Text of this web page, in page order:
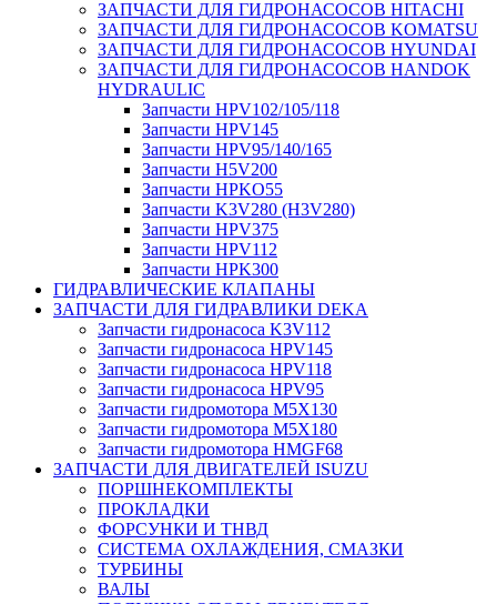
ЗАПЧАСТИ ДЛЯ ГИДРОНАСОСОВ HITACHI
ЗАПЧАСТИ ДЛЯ ГИДРОНАСОСОВ KOMATSU
ЗАПЧАСТИ ДЛЯ ГИДРОНАСОСОВ HYUNDAI
ЗАПЧАСТИ ДЛЯ ГИДРОНАСОСОВ HANDOK
HYDRAULIC
Запчасти HPV102/105/118
Запчасти HPV145
Запчасти HPV95/140/165
Запчасти H5V200
Запчасти HPKO55
Запчасти K3V280 (H3V280)
Запчасти HPV375
Запчасти HPV112
Запчасти HPK300
ГИДРАВЛИЧЕСКИЕ КЛАПАНЫ
ЗАПЧАСТИ ДЛЯ ГИДРАВЛИКИ DEKA
Запчасти гидронасоса K3V112
Запчасти гидронасоса HPV145
Запчасти гидронасоса HPV118
Запчасти гидронасоса HPV95
Запчасти гидромотора M5X130
Запчасти гидромотора M5X180
Запчасти гидромотора HMGF68
ЗАПЧАСТИ ДЛЯ ДВИГАТЕЛЕЙ ISUZU
ПОРШНЕКОМПЛЕКТЫ
ПРОКЛАДКИ
ФОРСУНКИ И ТНВД
СИСТЕМА ОХЛАЖДЕНИЯ, СМАЗКИ
ТУРБИНЫ
ВАЛЫ